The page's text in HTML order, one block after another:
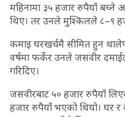
महिनामा ३५ हजार रुपैयाँ बच्ने
थिए। तर उनले मुश्किलले ८–९
कमाइ घरखर्चमै सीमित हुन
वर्षमा फर्केर उनले जसवीर
गरिदिए।
जसवीरबाट ५० हजार रुपैयाँ
हजार रुपैयाँ भएको थियो। घर र